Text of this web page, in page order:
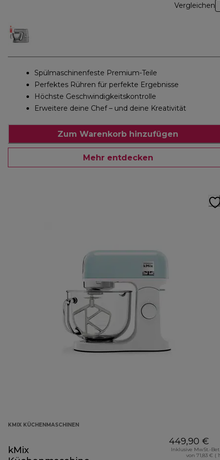
Vergleichen
Spülmaschinenfeste Premium-Teile
Perfektes Rühren für perfekte Ergebnisse
Höchste Geschwindigkeitskontrolle
Erweitere deine Chef – und deine Kreativität
Zum Warenkorb hinzufügen
Mehr entdecken
KMIX KÜCHENMASCHINEN
kMix
449,90 €
Inklusive MwSt.-
von 71,83 € (